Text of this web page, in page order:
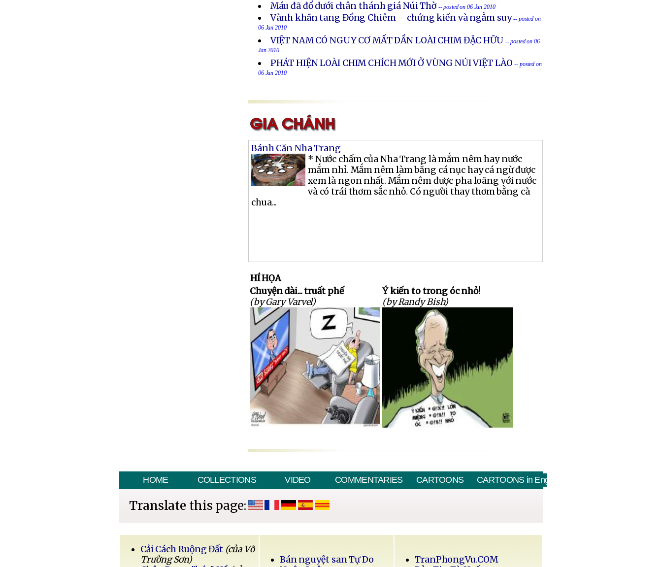
Máu đã đổ dưới chân thánh giá Núi Thờ -- posted on 06 Jan 2010
Vành khăn tang Đồng Chiêm – chứng kiến và ngẫm suy-- posted on
06 Jan 2010
VIỆT NAM CÓ NGUY CƠ MẤT DẦN LOÀI CHIM ĐẶC HỮU -- posted on 06
Jan 2010
PHÁT HIỆN LOÀI CHIM CHÍCH MỚI Ở VÙNG NÚI VIỆT LÀO -- posted on
06 Jan 2010
Bánh Căn Nha Trang
* Nước chấm của Nha Trang là mắm nêm hay nước
mắm nhỉ. Mắm nêm làm bằng cá nục hay cá ngừ được
xem là ngon nhất. Mắm nêm được pha loãng với nước
và có trái thơm sắc nhỏ. Có người thay thơm bằng cà
chua...
HÍ HỌA
Chuyện dài... truất phế
(by Gary Varvel)
Ý kiến to trong óc nhỏ!
(by Randy Bish)
HOME COLLECTIONS VIDEO COMMENTARIES CARTOONS CARTOONS in English
Translate this page:
Cải Cách Ruộng Đất (của Võ
Trường Sơn)
Bán nguyệt san Tự Do
TranPhongVu.COM